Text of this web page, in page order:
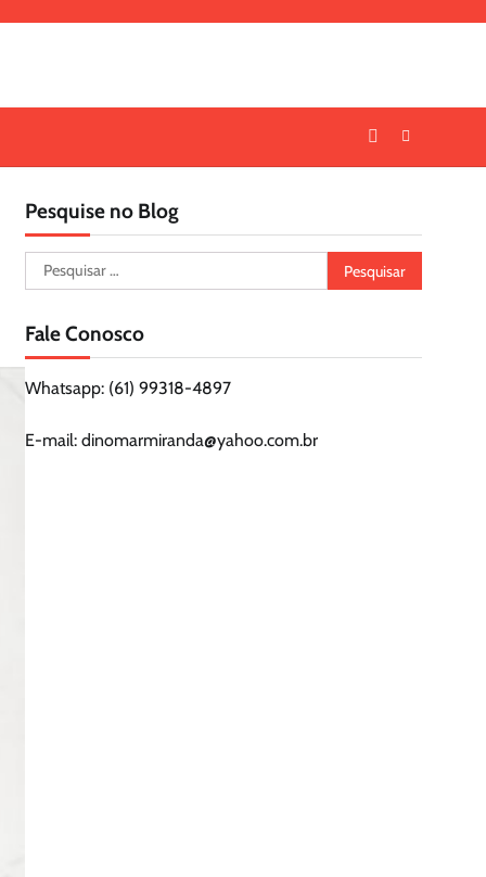
Pesquise no Blog
Pesquisar
por:
Fale Conosco
Whatsapp: (61) 99318-4897
E-mail: dinomarmiranda@yahoo.com.br